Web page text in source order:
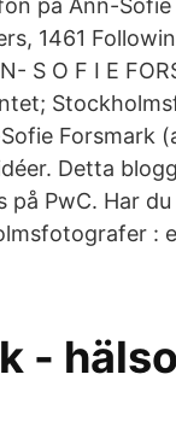
på Ann-
1461
S O F I E
Forsmark
Detta
PwC. Har
:
-